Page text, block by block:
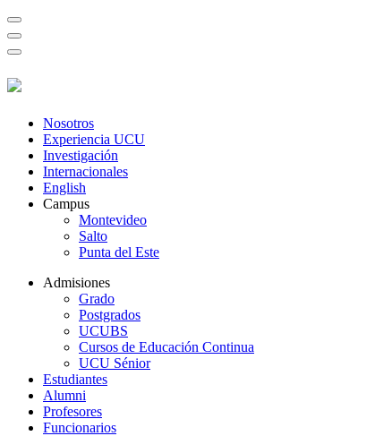
Nosotros
Experiencia UCU
Investigación
Internacionales
English
Campus
Montevideo
Salto
Punta del Este
Admisiones
Grado
Postgrados
UCUBS
Cursos de Educación Continua
UCU Sénior
Estudiantes
Alumni
Profesores
Funcionarios